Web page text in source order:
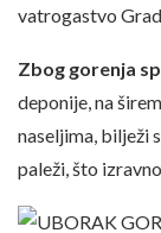
vatrogastvo
Zbog gorenja
deponije, na
naseljima, bilježi
paleži, što